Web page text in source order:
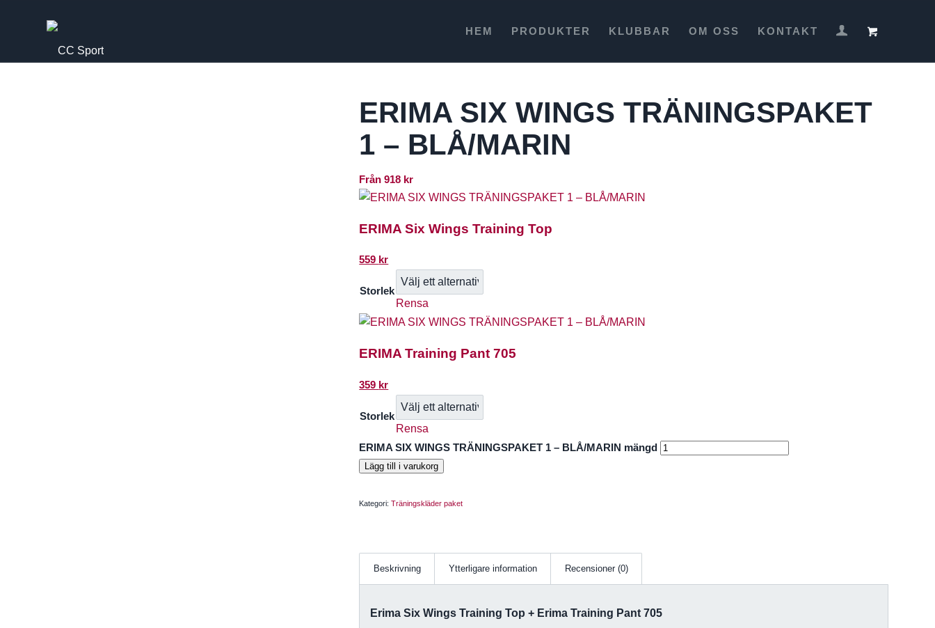
HEM PRODUKTER KLUBBAR OM OSS KONTAKT
ERIMA SIX WINGS TRÄNINGSPAKET
1 – BLÅ/MARIN
Från918 kr
ERIMA Six Wings Training Top
559 kr
Storlek
Rensa
ERIMA Training Pant 705
359 kr
Storlek
Rensa
ERIMA SIX WINGS TRÄNINGSPAKET 1 – BLÅ/MARIN mängd
Lägg till i varukorg
Kategori:Träningskläder paket
Beskrivning Ytterligare information Recensioner (0)
Erima Six Wings Training Top + Erima Training Pant 705